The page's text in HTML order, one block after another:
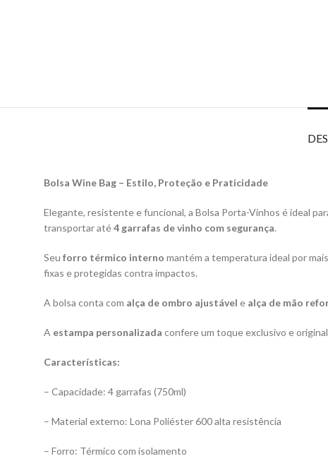
Bolsa Wine Bag – Estilo, Proteção e Praticidade
Elegante, resistente e funcional, a Bolsa Porta-Vinhos é ideal
transportar até4 garrafas de vinho com segurança.
Seu forro térmico interno mantém a temperatura ideal por
fixas e protegidas contra impactos.
A bolsa conta com alça de ombro ajustável e alça de mão
A estampa personalizada confere um toque exclusivo e
Características:
– Capacidade: 4 garrafas (750ml)
– Material externo: Lona Poliéster 600 alta resistência
– Forro: Térmico com isolamento